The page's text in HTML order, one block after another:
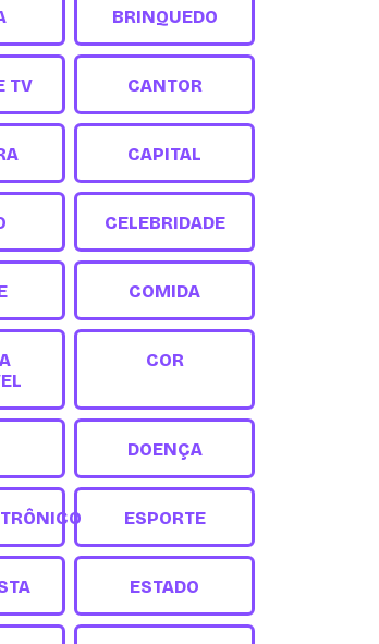
BRINQUEDO
TV CANTOR
CAPITAL
CELEBRIDADE
COMIDA
COR
DOENÇA
ESPORTE
ESTADO